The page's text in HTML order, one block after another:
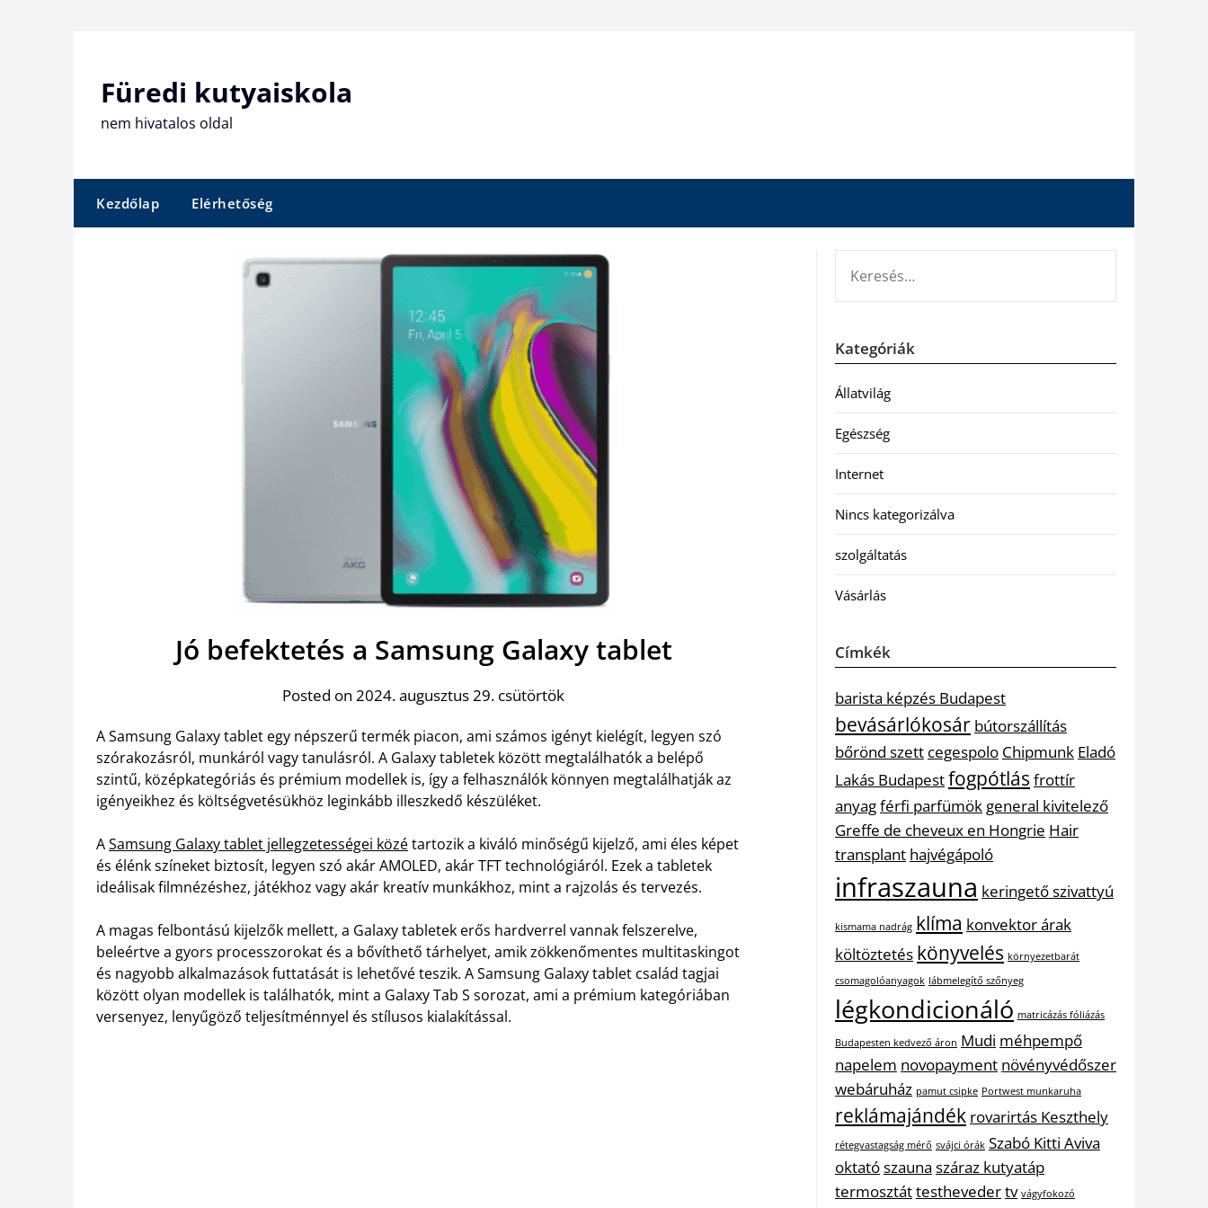
Füredi kutyaiskola
nem hivatalos oldal
Kezdőlap Elérhetőség
Jó befektetés a Samsung Galaxy tablet
Posted on 2024. augusztus 29. csütörtök
A Samsung Galaxy tablet egy népszerű termék piacon, ami számos igényt kielégít, legyen szó
szórakozásról, munkáról vagy tanulásról. A Galaxy tabletek között megtalálhatók a belépő
szintű, középkategóriás és prémium modellek is, így a felhasználók könnyen megtalálhatják az
igényeikhez és költségvetésükhöz leginkább illeszkedő készüléket.
ASamsung Galaxy tablet jellegzetességei közétartozik a kiváló minőségű kijelző, ami éles képet
és élénk színeket biztosít, legyen szó akár AMOLED, akár TFT technológiáról. Ezek a tabletek
ideálisak filmnézéshez, játékhoz vagy akár kreatív munkákhoz, mint a rajzolás és tervezés.
A magas felbontású kijelzők mellett, a Galaxy tabletek erős hardverrel vannak felszerelve,
beleértve a gyors processzorokat és a bővíthető tárhelyet, amik zökkenőmentes multitaskingot
és nagyobb alkalmazások futtatását is lehetővé teszik. A Samsung Galaxy tablet család tagjai
között olyan modellek is találhatók, mint a Galaxy Tab S sorozat, ami a prémium kategóriában
versenyez, lenyűgöző teljesítménnyel és stílusos kialakítással.
Kategóriák
Állatvilág
Egészség
Internet
Nincs kategorizálva
szolgáltatás
Vásárlás
Címkék
barista képzés Budapest
bevásárlókosár bútorszállítás
bőrönd szett cegespolo Chipmunk Eladó
Lakás Budapestfogpótlás frottír
anyagférfi parfümök general kivitelező
Greffe de cheveux en Hongrie Hair
transplant hajvégápoló
infraszauna keringető szivattyú
kismama nadrág klíma konvektor árak
költöztetés könyvelés környezetbarát
csomagolóanyagok lábmelegítő szőnyeg
légkondicionáló matricázás fóliázás
Budapesten kedvező áron Mudi méhpempő
napelem novopayment növényvédőszer
webáruház pamut csipke Portwest munkaruha
reklámajándék rovarirtás Keszthely
rétegvastagság mérő svájci órák Szabó Kitti Aviva
oktatószauna száraz kutyatáp
termosztáttesthevedertv vágyfokozó